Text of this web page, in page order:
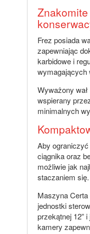
Frez posiada
zapewniając
karbidowe i
wymagających
Wyważony
wspierany
minimalnych
Aby
ciągnika oraz
możliwie jak
staczaniem się.
Maszyna
jednostki
przekątnej 12”
kamery